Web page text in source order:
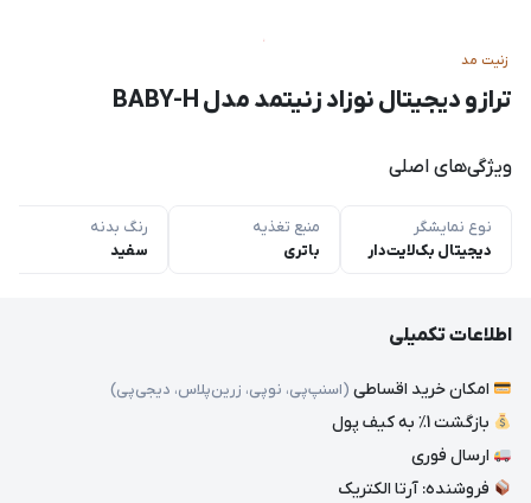
زنیت مد
ترازو دیجیتال نوزاد زنیتمد مدل BABY-H
ویژگی‌های اصلی
نوع نمایشگر
دیجیتال بک‌لایت‌دار
منبع تغذیه
باتری
رنگ بدنه
سفید
اطلاعات تکمیلی
امکان خرید اقساطی (اسنپ‌پی، نوپی، زرین‌پلاس، دیجی‌پی)
بازگشت 1٪ به کیف پول
ارسال فوری
فروشنده: آرتا الکتریک